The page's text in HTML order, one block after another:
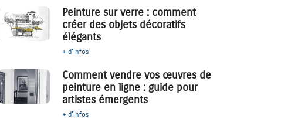
Peinture sur verre : comment
créer des objets décoratifs
élégants
+ d'infos
Comment vendre vos œuvres de
peinture en ligne : guide pour
artistes émergents
+ d'infos